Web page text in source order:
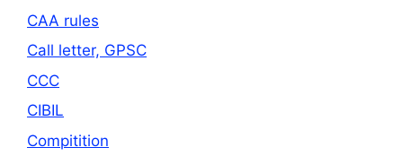
CAA rules
Call letter, GPSC
CCC
CIBIL
Compitition